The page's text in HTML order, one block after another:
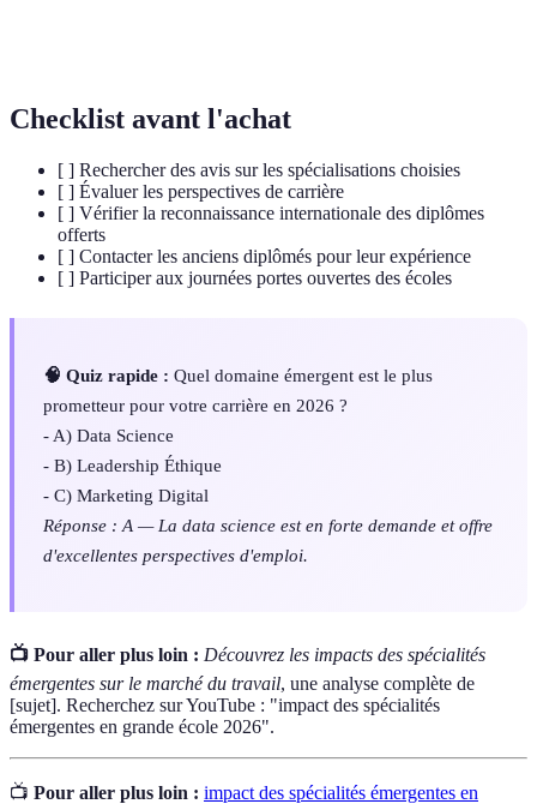
Checklist avant l'achat
[ ] Rechercher des avis sur les spécialisations choisies
[ ] Évaluer les perspectives de carrière
[ ] Vérifier la reconnaissance internationale des diplômes
offerts
[ ] Contacter les anciens diplômés pour leur expérience
[ ] Participer aux journées portes ouvertes des écoles
🧠 Quiz rapide : Quel domaine émergent est le plus
prometteur pour votre carrière en 2026 ?
- A) Data Science
- B) Leadership Éthique
- C) Marketing Digital
Réponse : A — La data science est en forte demande et offre
d'excellentes perspectives d'emploi.
📺 Pour aller plus loin : Découvrez les impacts des spécialités
émergentes sur le marché du travail, une analyse complète de
[sujet]. Recherchez sur YouTube : "impact des spécialités
émergentes en grande école 2026".
📺 Pour aller plus loin : impact des spécialités émergentes en